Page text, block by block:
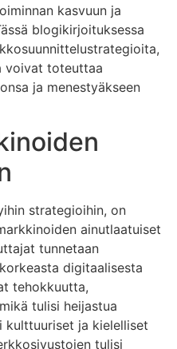
kasvuun ja
blogikirjoituksessa
voivat toteuttaa
ja menestyäkseen
strategioihin, on
ainutlaatuiset
tunnetaan
digitaalisesta
tehokkuutta,
tulisi heijastua
kulttuuriset ja kielelliset
tulisi